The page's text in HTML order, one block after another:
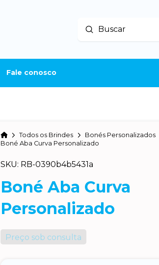
Buscar
Enviar
Fale conosco
HomeTodos os Brindes
Bonés Personalizados
Boné Aba Curva Personalizado
SKU: RB-0390b4b5431a
Boné Aba Curva
Personalizado
Preço sob consulta